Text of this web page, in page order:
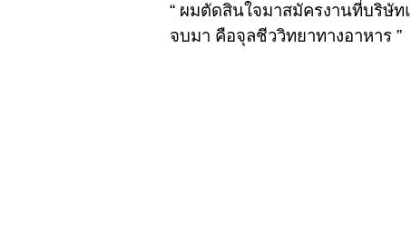
“ ผมตัดสินใจมาสมัครงานที่บริษัท
จบมา คือจุลชีววิทยาทางอาหาร ”